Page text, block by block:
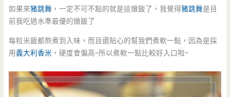
如果來豬跳舞 ，一定不可不點的就是這燉飯了，我覺得豬跳舞是目
前我吃過水準最優的燉飯了
每粒米飯都熬煮到入味，而且還貼心的幫我們煮軟一點，因為是採
用義大利香米 ，硬度會偏高~所以煮軟一點比較好入口啦~